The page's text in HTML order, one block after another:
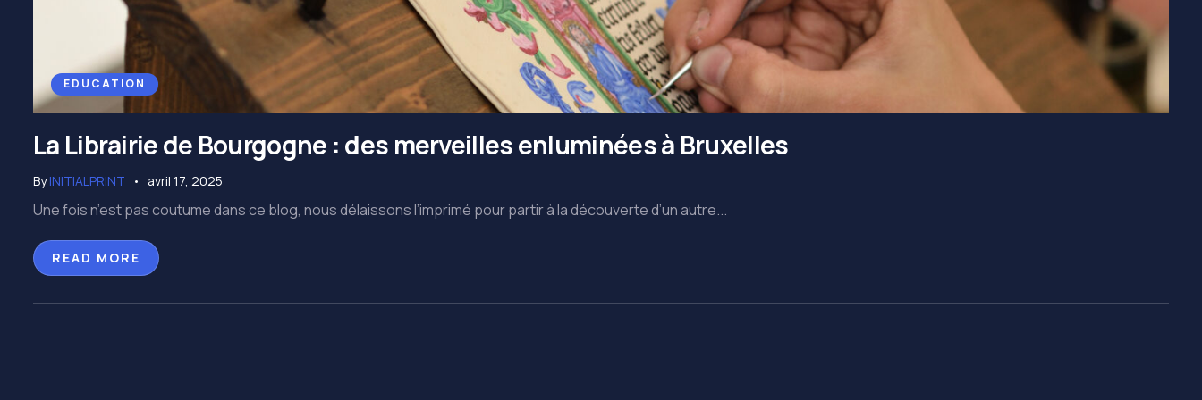
EDUCATION
La Librairie de Bourgogne : des merveilles enluminées à Bruxelles
ByINITIALPRINT avril 17, 2025
Une fois n’est pas coutume dans ce blog, nous délaissons l’imprimé pour partir à la découverte d’un autre...
READ MORE